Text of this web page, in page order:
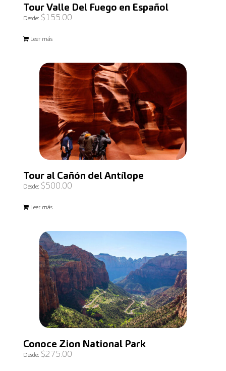
Tour Valle Del Fuego en Español
Desde: $155.00
Leer más
Tour al Cañón del Antílope
Desde: $500.00
Leer más
Conoce Zion National Park
Desde: $275.00